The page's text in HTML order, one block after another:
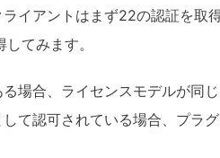
イアントはまず22の認証を取
てみます。
場合、ライセンスモデルが同
て認可されている場合、プラ